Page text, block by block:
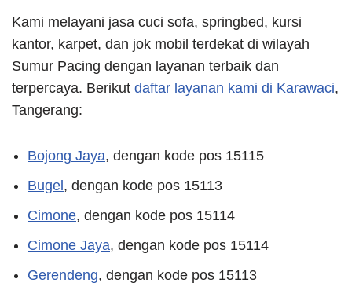
Kami melayani jasa cuci sofa, springbed, kursi
kantor, karpet, dan jok mobil terdekat di wilayah
Sumur Pacing dengan layanan terbaik dan
terpercaya. Berikut daftar layanan kami di Karawaci,
Tangerang:
Bojong Jaya, dengan kode pos 15115
Bugel, dengan kode pos 15113
Cimone, dengan kode pos 15114
Cimone Jaya, dengan kode pos 15114
Gerendeng, dengan kode pos 15113